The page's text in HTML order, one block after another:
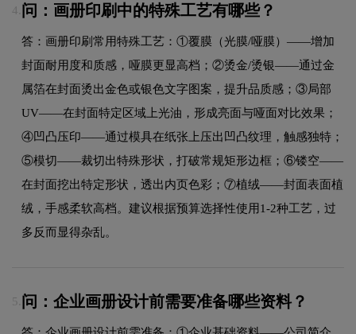
4. 问：画册印刷中的特殊工艺有哪些？
答：画册印刷常用特殊工艺：①覆膜（光膜/哑膜）——增加
封面耐用度和质感，哑膜更显高档；②烫金/烫银——通过金
属箔在封面烫出金色或银色文字图案，提升品质感；③局部
UV——在封面特定区域上光油，形成亮面与哑面对比效果；
④凹凸压印——通过模具在纸张上压出凹凸纹理，触感独特；
⑤模切——裁切出特殊形状，打破常规矩形边框；⑥镂空——
在封面挖出特定形状，透出内页色彩；⑦植绒——封面表面植
绒，手感柔软高档。建议根据预算选择性使用1-2种工艺，过
多反而显得杂乱。
5. 问：企业画册设计前需要准备哪些资料？